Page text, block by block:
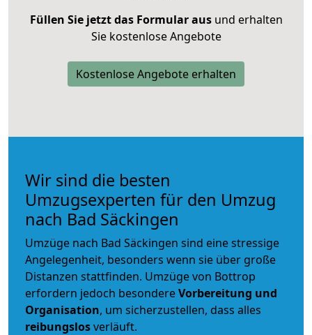
Füllen Sie jetzt das Formular ausund erhalten
Sie kostenlose Angebote
Kostenlose Angebote erhalten
Wir sind die besten
Umzugsexperten für den Umzug
nach Bad Säckingen
Umzüge nach Bad Säckingen sind eine stressige
Angelegenheit, besonders wenn sie über große
Distanzen stattfinden. Umzüge von Bottrop
erfordern jedoch besondereVorbereitung und
Organisation, um sicherzustellen, dass alles
reibungslosverläuft.